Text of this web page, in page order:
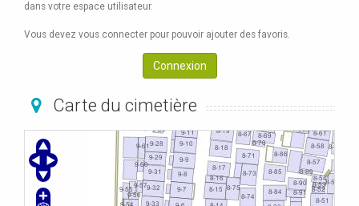
dans votre espace utilisateur.
Vous devez vous connecter pour pouvoir ajouter des favoris.
Connexion
Carte du cimetière